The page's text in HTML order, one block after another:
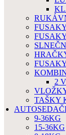
2
TAŠKY
9-36KG
15-36KG